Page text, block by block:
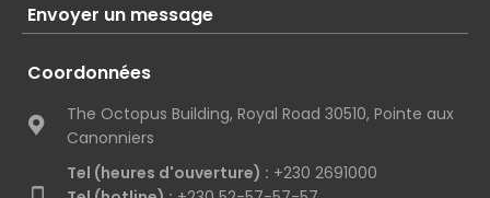
Envoyer un message
Coordonnées
The Octopus Building, Royal Road 30510, Pointe aux
Canonniers
Tel (heures d'ouverture) : +230 2691000